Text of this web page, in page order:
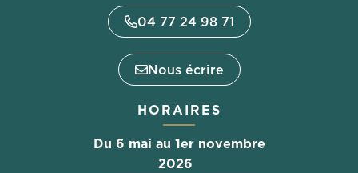
04 77 24 98 71
Nous écrire
HORAIRES
Du 6 mai au 1er novembre
2026